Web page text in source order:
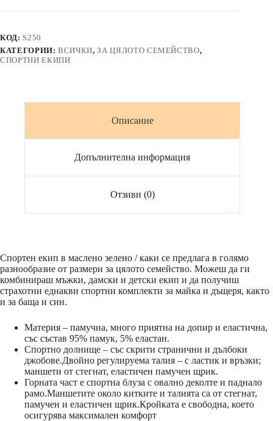
с
CAELI
маслено
зелено
КОД: S250
КАТЕГОРИИ:ВСИЧКИ,ЗА ЦЯЛОТО СЕМЕЙСТВО,
СПОРТНИ ЕКИПИ
Описание
Допълнителна информация
Отзиви (0)
Спортен екип в маслено зелено / каки се предлага в голямо
разнообразие от размери за цялото семейство. Можеш да ги
комбинираш мъжки, дамски и детски екип и да получиш
страхотни еднакви спортни комплекти за майка и дъщеря, както
и за баща и син.
Материя – памучна, много приятна на допир и еластична,
със състав 95% памук, 5% еластан.
Спортно долнище – със скрити странични и дълбоки
джобове.Двойно регулируема талия – с ластик и връзки;
маншети от стегнат, еластичен памучен щрик.
Горната част е спортна блуза с овално деколте и паднало
рамо.Маншетите около китките и талията са от стегнат,
памучен и еластичен щрик.Кройката е свободна, което
осигурява максимален комфорт